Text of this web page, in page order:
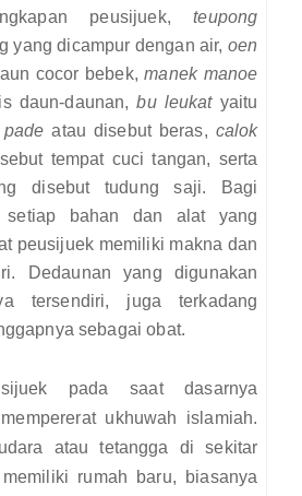
peusijuek,teupong
yang dicampur dengan air, oen
cocor bebek,manek manoe
daun-daunan,bu leukat yaitu
atau disebut beras, calok
tempat cuci tangan, serta
disebut tudung saji. Bagi
setiap bahan dan alat yang
peusijuek memiliki makna dan
Dedaunan yang digunakan
tersendiri, juga terkadang
sebagai obat.
pada saat dasarnya
ukhuwah islamiah.
atau tetangga di sekitar
rumah baru, biasanya